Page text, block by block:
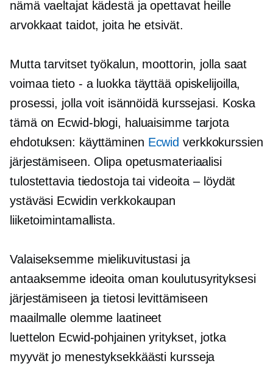
nämä vaeltajat kädestä ja opettavat heille
arvokkaat taidot, joita he etsivät.
Mutta tarvitset työkalun, moottorin, jolla saat
voimaatieto - aluokka täyttää opiskelijoilla,
prosessi, jolla voit isännöidä kurssejasi. Koska
tämä on Ecwid-blogi, haluaisimme tarjota
ehdotuksen: käyttäminen Ecwid verkkokurssien
järjestämiseen. Olipa opetusmateriaalisi
tulostettavia tiedostoja tai videoita – löydät
ystäväsi Ecwidin verkkokaupan
liiketoimintamallista.
Valaiseksemme mielikuvitustasi ja
antaaksemme ideoita oman koulutusyrityksesi
järjestämiseen ja tietosi levittämiseen
maailmalle olemme laatineet
luettelon Ecwid-pohjainen yritykset, jotka
myyvät jo menestyksekkäästi kursseja